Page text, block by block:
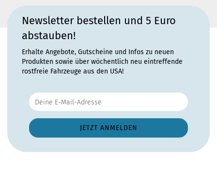
Newsletter bestellen und 5 Euro
abstauben!
Erhalte Angebote, Gutscheine und Infos zu neuen
Produkten sowie über wöchentlich neu eintreffende
rostfreie Fahrzeuge aus den USA!